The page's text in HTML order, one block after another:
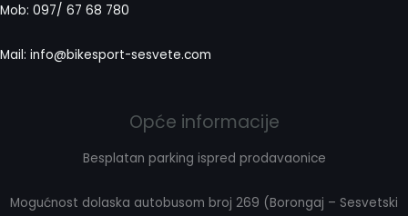
Mob: 097/ 67 68 780
Mail: info@bikesport-sesvete.com
Opće informacije
Besplatan parking ispred prodavaonice
Mogućnost dolaska autobusom broj 269 (Borongaj – Sesvetski